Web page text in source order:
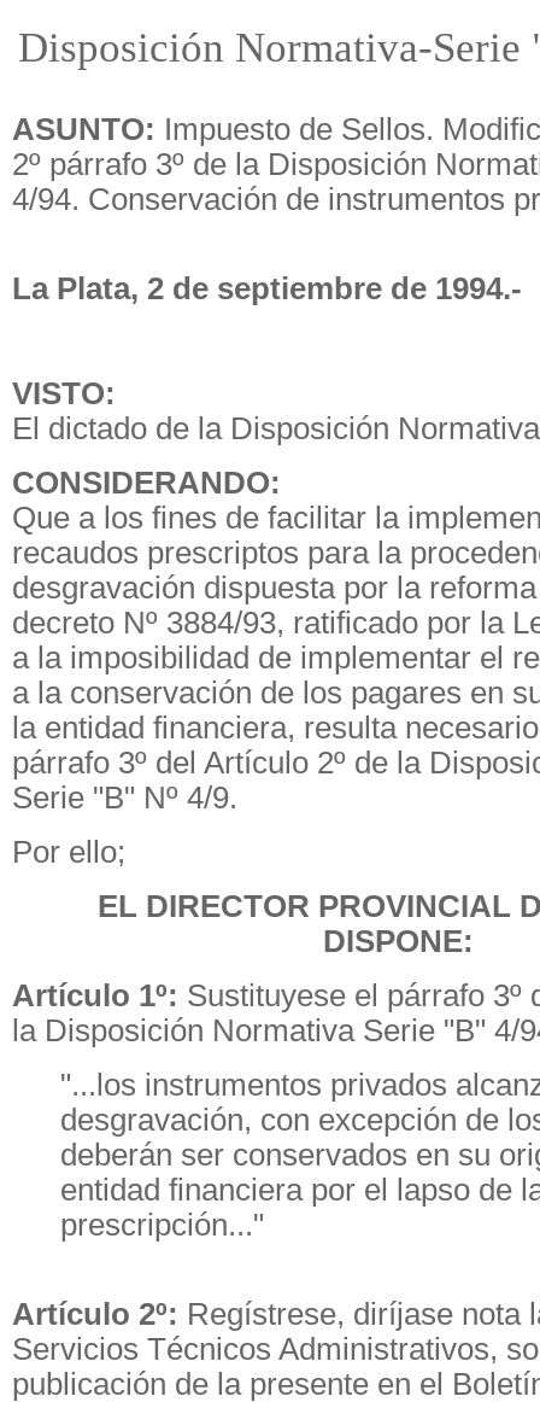
Disposición Normativa-Serie
ASUNTO: Impuesto de Sellos.
2º párrafo 3º de la Disposición
4/94. Conservación de instrumentos
La Plata, 2 de septiembre de 1994.-
VISTO:
El dictado de la Disposición
CONSIDERANDO:
Que a los fines de facilitar la
recaudos prescriptos para la
desgravación dispuesta por la
decreto Nº 3884/93, ratificado por la
a la imposibilidad de implementar el
a la conservación de los pagares en
la entidad financiera, resulta
párrafo 3º del Artículo 2º de la
Serie "B" Nº 4/9.
Por ello;
EL DIRECTOR PROVINCIAL
DISPONE:
Artículo 1º: Sustituyese el párrafo 3º
la Disposición Normativa Serie "B" 4/
"...los instrumentos privados
desgravación, con excepción de
deberán ser conservados en su
entidad financiera por el lapso de
prescripción..."
Artículo 2º: Regístrese, diríjase nota
Servicios Técnicos Administrativos,
publicación de la presente en el